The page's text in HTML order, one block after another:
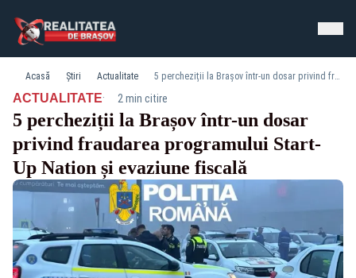
Acasă Știri Actualitate 5 percheziții la Brașov într-un dosar privind fraudarea programului Start-Up Nation și evaziune fiscală
ACTUALITATE· 2 min citire
5 percheziții la Brașov într-un dosar
privind fraudarea programului Start-
Up Nation și evaziune fiscală